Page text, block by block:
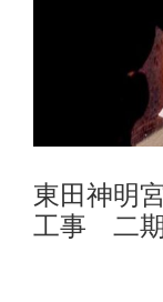
東田神明
工事 二期